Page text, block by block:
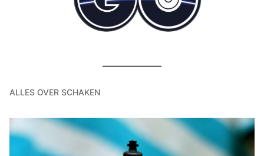
ALLES OVER SCHAKEN